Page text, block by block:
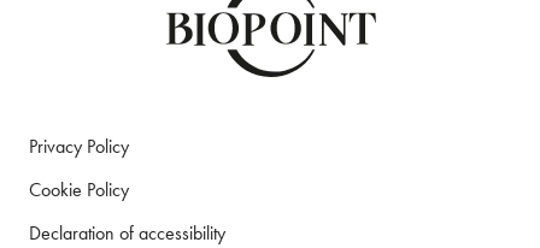
Privacy Policy
Cookie Policy
Declaration of accessibility